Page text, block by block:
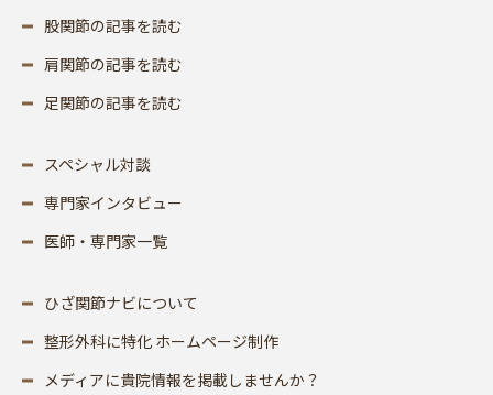
股関節の記事を読む
肩関節の記事を読む
足関節の記事を読む
スペシャル対談
専門家インタビュー
医師・専門家一覧
ひざ関節ナビについて
整形外科に特化 ホームページ制作
メディアに貴院情報を掲載しませんか？